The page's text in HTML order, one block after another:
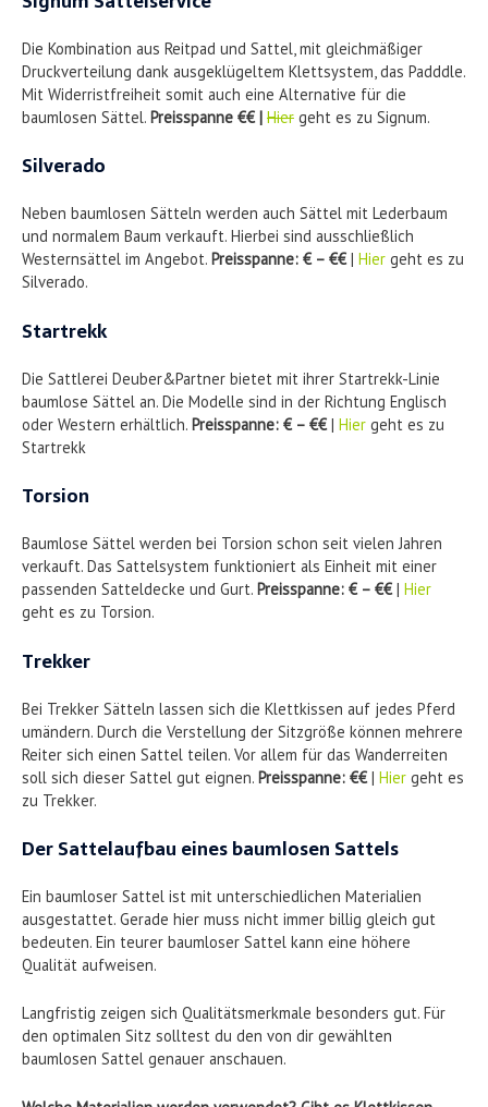
Die Kombination aus Reitpad und Sattel, mit gleichmäßiger
Druckverteilung dank ausgeklügeltem Klettsystem, das Padddle.
Mit Widerristfreiheit somit auch eine Alternative für die
baumlosen Sättel. Preisspanne €€ | Hier geht es zu Signum.
Silverado
Neben baumlosen Sätteln werden auch Sättel mit Lederbaum
und normalem Baum verkauft. Hierbei sind ausschließlich
Westernsättel im Angebot. Preisspanne: € – €€| Hier geht es zu
Silverado.
Startrekk
Die Sattlerei Deuber&Partner bietet mit ihrer Startrekk-Linie
baumlose Sättel an. Die Modelle sind in der Richtung Englisch
oder Western erhältlich. Preisspanne: € – €€| Hier geht es zu
Startrekk
Torsion
Baumlose Sättel werden bei Torsion schon seit vielen Jahren
verkauft. Das Sattelsystem funktioniert als Einheit mit einer
passenden Satteldecke und Gurt. Preisspanne: € – €€| Hier
geht es zu Torsion.
Trekker
Bei Trekker Sätteln lassen sich die Klettkissen auf jedes Pferd
umändern. Durch die Verstellung der Sitzgröße können mehrere
Reiter sich einen Sattel teilen. Vor allem für das Wanderreiten
soll sich dieser Sattel gut eignen. Preisspanne: €€| Hier geht es
zu Trekker.
Der Sattelaufbau eines baumlosen Sattels
Ein baumloser Sattel ist mit unterschiedlichen Materialien
ausgestattet. Gerade hier muss nicht immer billig gleich gut
bedeuten. Ein teurer baumloser Sattel kann eine höhere
Qualität aufweisen.
Langfristig zeigen sich Qualitätsmerkmale besonders gut. Für
den optimalen Sitz solltest du den von dir gewählten
baumlosen Sattel genauer anschauen.